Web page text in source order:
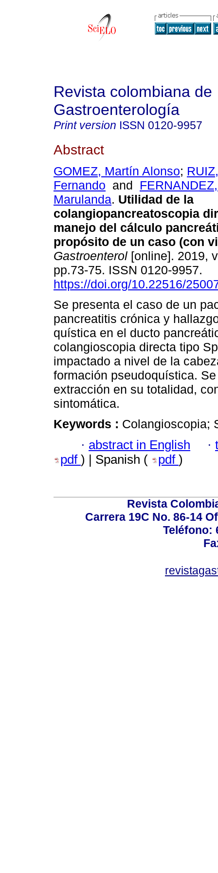
Revista colombiana de
Gastroenterología
Print version ISSN 0120-9957
Abstract
GOMEZ, Martín Alonso;
Fernando and
Marulanda. Utilidad de la
colangiopancreatoscopia
manejo del cálculo
propósito de un caso (con
Gastroenterol [online]. 2019,
pp.73-75. ISSN 0120-9957.
https://doi.org/10.22516/
Se presenta el caso de un
pancreatitis crónica y
quística en el ducto
colangioscopia directa tipo
impactado a nivel de la
formación pseudoquística.
extracción en su totalidad,
sintomática.
Keywords : Colangioscopia;
· abstract in English ·
pdf ) | Spanish ( pdf )
Revista
Carrera 19C No. 86-14
Teléfono: